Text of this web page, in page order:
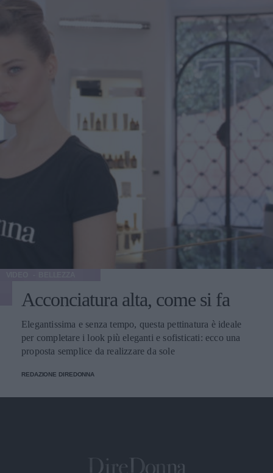
Acconciatura alta, come si fa
Elegantissima e senza tempo, questa pettinatura è ideale
per completare i look più eleganti e sofisticati: ecco una
proposta semplice da realizzare da sole
REDAZIONE DIREDONNA